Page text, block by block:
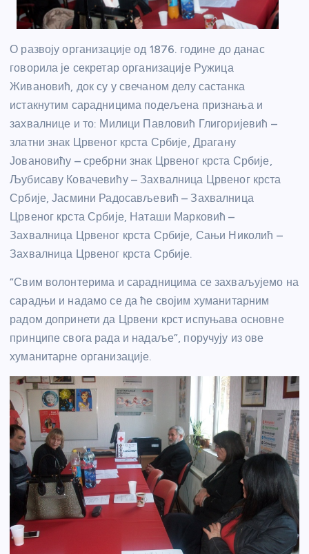
О развоју организације од 1876. године до данас
говорила је секретар организације Ружица
Живановић, док су у свечаном делу састанка
истакнутим сарадницима подељена признања и
захвалнице и то: Милици Павловић Глигоријевић –
златни знак Црвеног крста Србије, Драгану
Јовановићу – сребрни знак Црвеног крста Србије,
Љубисаву Ковачевићу – Захвалница Црвеног крста
Србије, Јасмини Радосављевић – Захвалница
Црвеног крста Србије, Наташи Марковић –
Захвалница Црвеног крста Србије, Сањи Николић –
Захвалница Црвеног крста Србије.
“Свим волонтерима и сарадницима се захваљујемо на
сарадњи и надамо се да ће својим хуманитарним
радом допринети да Црвени крст испуњава основне
принципе свога рада и надаље”, поручују из ове
хуманитарне организације.